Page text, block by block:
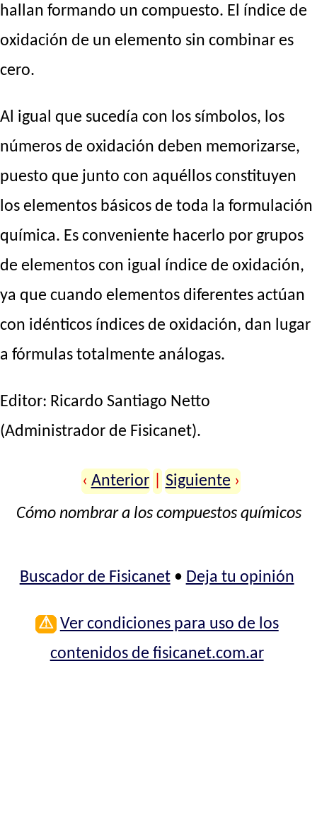
hallan formando un compuesto. El índice de
oxidación de un elemento sin combinar es
cero.
Al igual que sucedía con los símbolos, los
números de oxidación deben memorizarse,
puesto que junto con aquéllos constituyen
los elementos básicos de toda la formulación
química. Es conveniente hacerlo por grupos
de elementos con igual índice de oxidación,
ya que cuando elementos diferentes actúan
con idénticos índices de oxidación, dan lugar
a fórmulas totalmente análogas.
Editor: Ricardo Santiago Netto
(Administrador de Fisicanet).
‹ Anterior Siguiente ›
Cómo nombrar a los compuestos químicos
Buscador de Fisicanet• Deja tu opinión
⚠ Ver condiciones para uso de los
contenidos de fisicanet.com.ar